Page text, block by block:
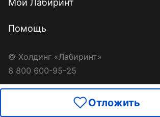
Отложить
Мой Лабиринт
Помощь
© Холдинг «Лабиринт»
8 800 600-95-25